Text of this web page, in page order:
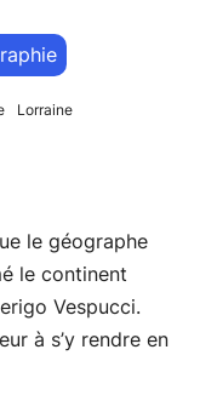
Lorraine
le géographe
le continent
Vespucci.
à s’y rendre en